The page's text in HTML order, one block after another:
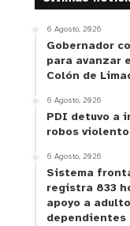
6 Agosto, 2026
Gobernador
para avanzar
Colón de
6 Agosto, 2026
PDI detuvo a
robos
6 Agosto, 2026
Sistema
registra 833
apoyo a
dependientes